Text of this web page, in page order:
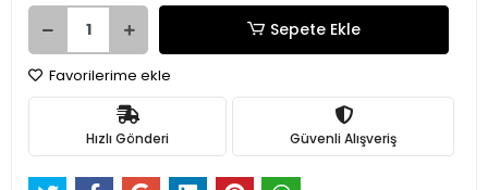
Sepete Ekle
Favorilerime ekle
Hızlı Gönderi Güvenli Alışveriş